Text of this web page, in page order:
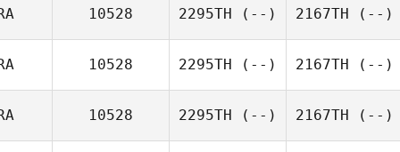
10528 2295TH (--) 2167TH (--)
10528 2295TH (--) 2167TH (--)
10528 2295TH (--) 2167TH (--)